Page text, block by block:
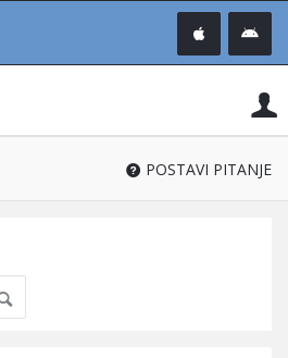
®
POSTAVI PITANJE